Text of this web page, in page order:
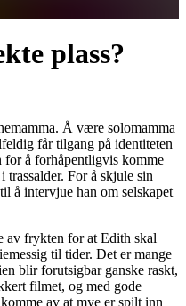
plass?
Å være solomamma
får tilgang på identiteten
for å forhåpentligvis komme
trassalder. For å skjule sin
å intervjue han om selskapet
av frykten for at Edith skal
til tider. Det er mange
blir forutsigbar ganske raskt,
filmet, og med gode
av at mye er spilt inn